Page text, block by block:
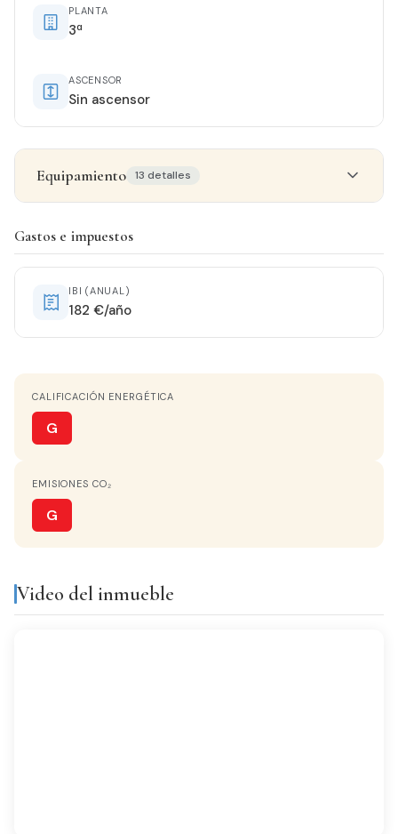
PLANTA
3ª
ASCENSOR
Sin ascensor
Equipamiento 13 detalles
ESTADO
Entrar a vivir
ORIENTACIÓN
Gastos e impuestos
IBI (ANUAL)
182 €/año
CALIFICACIÓN ENERGÉTICA
G
EMISIONES CO₂
G
Video del inmueble